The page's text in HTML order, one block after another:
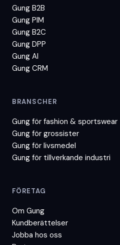
Gung B2B
Gung PIM
Gung B2C
Gung DPP
Gung AI
Gung CRM
BRANSCHER
Gung för fashion & sportswear
Gung för grossister
Gung för livsmedel
Gung för tillverkande industri
FÖRETAG
Om Gung
Kundberättelser
Jobba hos oss